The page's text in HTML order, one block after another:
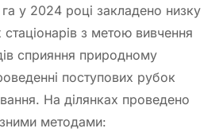
у 2024 році закладено низку
з метою вивчення
сприяння природному
поступових рубок
На ділянках проведено
методами: